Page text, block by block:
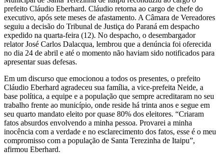
prefeito Cláudio Eberhard. Cláudio retorna ao cargo de chefe do
executivo, após sete meses de afastamento. A Câmara de Vereadores
seguiu a decisão do Tribunal de Justiça do Paraná em despacho
expedido na quarta-feira (12). No despacho, o desembargador
relator José Carlos Dalacqua, lembrou que a denúncia foi oferecida
no dia 24 de abril e até o momento não haviam sido notificados para
apresentar suas defesas.
Em um discurso que emocionou a todos os presentes, o prefeito
Cláudio Eberhard agradeceu sua família, a vice-prefeita Neide, a
base política, a equipe e a população que sempre acreditaram no seu
trabalho frente ao município, onde reside há trinta anos e segue em
seu quarto mandato eleito por quase 80% dos eleitores. “Criaram
fatos absurdos envolvendo a minha pessoa. Provarei a minha
inocência com a verdade e no esclarecimento dos fatos, esse é o meu
compromisso com a população de Santa Terezinha de Itaipu”,
afirmou Eberhard.